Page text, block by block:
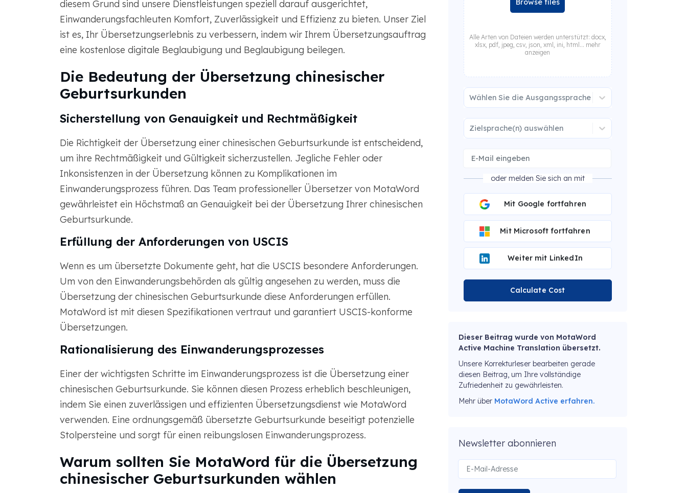
diesem Grund sind unsere Dienstleistungen speziell darauf ausgerichtet,
Einwanderungsfachleuten Komfort, Zuverlässigkeit und Effizienz zu bieten. Unser Ziel
ist es, Ihr Übersetzungserlebnis zu verbessern, indem wir Ihrem Übersetzungsauftrag
eine kostenlose digitale Beglaubigung und Beglaubigung beilegen.
Die Bedeutung der Übersetzung chinesischer
Geburtsurkunden
Sicherstellung von Genauigkeit und Rechtmäßigkeit
Die Richtigkeit der Übersetzung einer chinesischen Geburtsurkunde ist entscheidend,
um ihre Rechtmäßigkeit und Gültigkeit sicherzustellen. Jegliche Fehler oder
Inkonsistenzen in der Übersetzung können zu Komplikationen im
Einwanderungsprozess führen. Das Team professioneller Übersetzer von MotaWord
gewährleistet ein Höchstmaß an Genauigkeit bei der Übersetzung Ihrer chinesischen
Geburtsurkunde.
Erfüllung der Anforderungen von USCIS
Wenn es um übersetzte Dokumente geht, hat die USCIS besondere Anforderungen.
Um von den Einwanderungsbehörden als gültig angesehen zu werden, muss die
Übersetzung der chinesischen Geburtsurkunde diese Anforderungen erfüllen.
MotaWord ist mit diesen Spezifikationen vertraut und garantiert USCIS-konforme
Übersetzungen.
Rationalisierung des Einwanderungsprozesses
Einer der wichtigsten Schritte im Einwanderungsprozess ist die Übersetzung einer
chinesischen Geburtsurkunde. Sie können diesen Prozess erheblich beschleunigen,
indem Sie einen zuverlässigen und effizienten Übersetzungsdienst wie MotaWord
verwenden. Eine ordnungsgemäß übersetzte Geburtsurkunde beseitigt potenzielle
Stolpersteine und sorgt für einen reibungslosen Einwanderungsprozess.
Warum sollten Sie MotaWord für die Übersetzung
chinesischer Geburtsurkunden wählen
Browse files
Alle Arten von Dateien werden unterstützt: docx,
xlsx, pdf, jpeg, csv, json, xml, ini, html... mehr
anzeigen
Wählen Sie die Ausgangssprache
Zielsprache(n) auswählen
oder melden Sie sich an mit
Mit Google fortfahren
Mit Microsoft fortfahren
Weiter mit LinkedIn
Calculate Cost
Dieser Beitrag wurde von MotaWord
Active Machine Translation übersetzt.
Unsere Korrekturleser bearbeiten gerade
diesen Beitrag, um Ihre vollständige
Zufriedenheit zu gewährleisten.
Mehr über MotaWord Active erfahren.
Newsletter abonnieren